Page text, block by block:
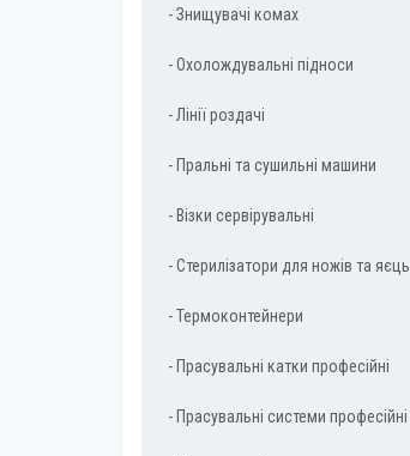
- Знищувачі комах
- Охолождувальні підноси
- Лінії роздачі
- Пральні та сушильні машини
- Візки сервірувальні
- Стерилізатори для ножів та яєць
- Термоконтейнери
- Прасувальні катки професійні
- Прасувальні системи професійні